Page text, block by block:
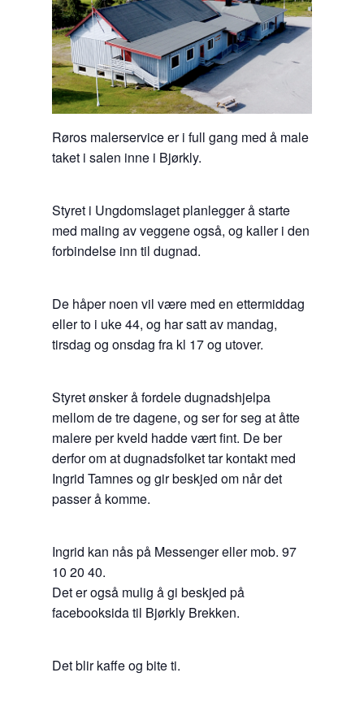
Røros malerservice er i full gang med å male
taket i salen inne i Bjørkly.
Styret i Ungdomslaget planlegger å starte
med maling av veggene også, og kaller i den
forbindelse inn til dugnad.
De håper noen vil være med en ettermiddag
eller to i uke 44, og har satt av mandag,
tirsdag og onsdag fra kl 17 og utover.
Styret ønsker å fordele dugnadshjelpa
mellom de tre dagene, og ser for seg at åtte
malere per kveld hadde vært fint. De ber
derfor om at dugnadsfolket tar kontakt med
Ingrid Tamnes og gir beskjed om når det
passer å komme.
Ingrid kan nås på Messenger eller mob. 97
10 20 40.
Det er også mulig å gi beskjed på
facebooksida til Bjørkly Brekken.
Det blir kaffe og bite ti.